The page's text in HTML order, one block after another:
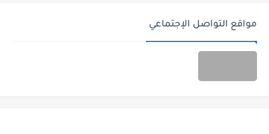
مواقع التواصل الإجتماعي